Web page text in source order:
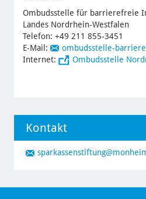
Ombudsstelle für barrierefreie
Landes Nordrhein-Westfalen
Telefon: +49 211 855-3451
E-Mail:
ombudsstelle-
Internet:
Ombudsstelle
Kontakt
sparkassenstiftung